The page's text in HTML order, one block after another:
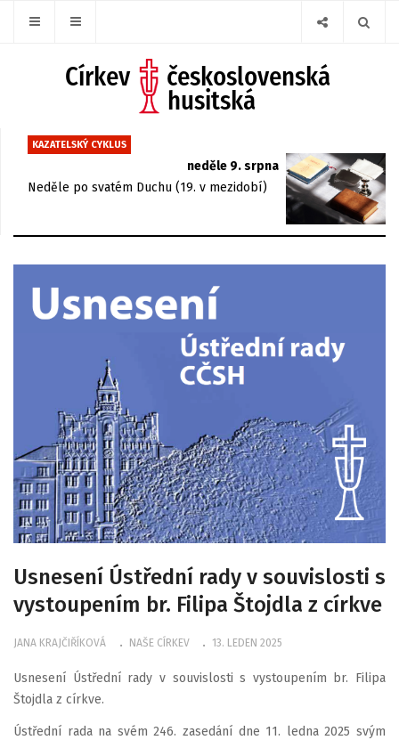
KAZATELSKÝ CYKLUS
neděle 9. srpna
Neděle po svatém Duchu (19. v mezidobí)
Usnesení Ústřední rady v souvislosti s
vystoupením br. Filipa Štojdla z církve
JANA KRAJČIŘÍKOVÁ NAŠE CÍRKEV 13. LEDEN 2025
Usnesení Ústřední rady v souvislosti s vystoupením br. Filipa
Štojdla z církve.
Ústřední rada na svém 246. zasedání dne 11. ledna 2025 svým